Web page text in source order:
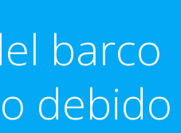
barco
debido